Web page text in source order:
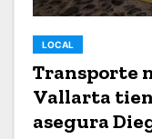
LOCAL
Transporte
Vallarta
asegura